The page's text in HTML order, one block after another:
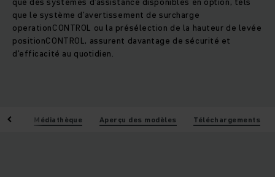
que le système d’avertissement de surcharge
operationCONTROL ou la présélection de la hauteur de levée
positionCONTROL, assurent davantage de sécurité et
d’efficacité au quotidien.
Médiathèque Aperçu des modèles Téléchargements